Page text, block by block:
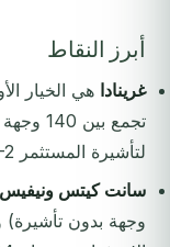
أبرز النقاط
غرينادا هي الخيار
تجمع
لتأشيرة المستثمر E-2 الأمريكية.
سانت كيتس ونيفيس
وجهة بدون